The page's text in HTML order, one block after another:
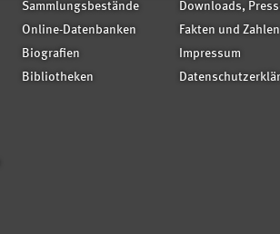
Sammlungsbestände
Online-Datenbanken
Biografien
Bibliotheken
Downloads,
Fakten und Zahlen
Impressum